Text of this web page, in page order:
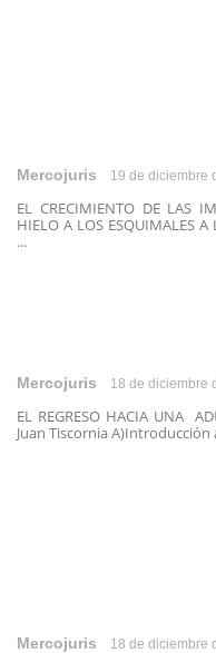
Mercojuris 19 de diciembre
EL CRECIMIENTO DE LAS
HIELO A LOS ESQUIMALES
...
Mercojuris 18 de diciembre
EL REGRESO HACIA UNA
Juan Tiscornia
Mercojuris 18 de diciembre